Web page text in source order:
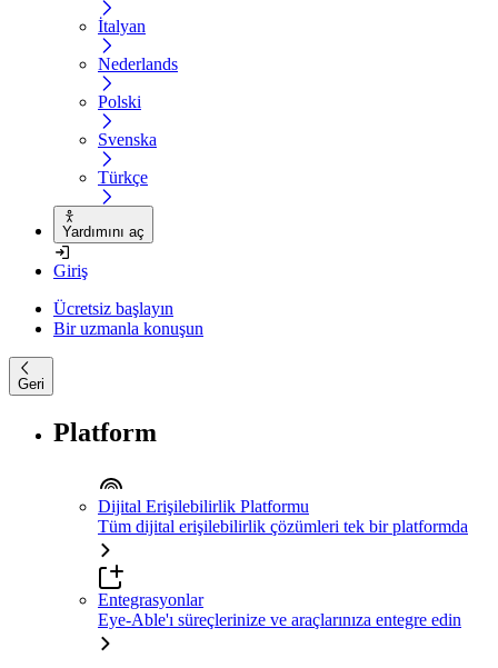
İtalyan
Nederlands
Polski
Svenska
Türkçe
Yardımını aç
Giriş
Ücretsiz başlayın
Bir uzmanla konuşun
Geri
Platform
Dijital Erişilebilirlik Platformu
Tüm dijital erişilebilirlik çözümleri tek bir platformda
Entegrasyonlar
Eye-Able'ı süreçlerinize ve araçlarınıza entegre edin